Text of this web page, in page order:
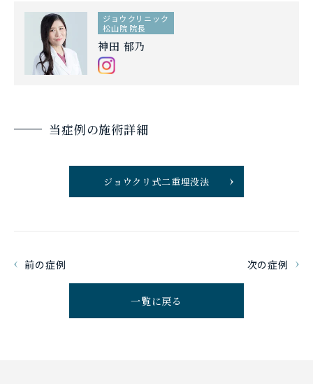
ジョウクリニック
松山院 院長
神田 郁乃
当症例の施術詳細
ジョウクリ式二重埋没法
前の症例 次の症例
一覧に戻る